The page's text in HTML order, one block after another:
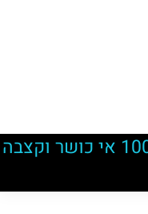
אישור זכאות ל74% נכות, 100% אי כושר וקצבה